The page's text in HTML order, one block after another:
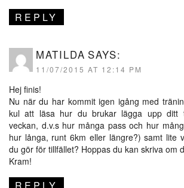
REPLY
MATILDA SAYS:
11/07/2015 AT 12:14 PM
Hej finis!
Nu när du har kommit igen igång med
kul att läsa hur du brukar lägga upp ditt
veckan, d.v.s hur många pass och hur
hur långa, runt 6km eller längre?) samt lite
du gör för tillfället? Hoppas du kan skriva om
Kram!